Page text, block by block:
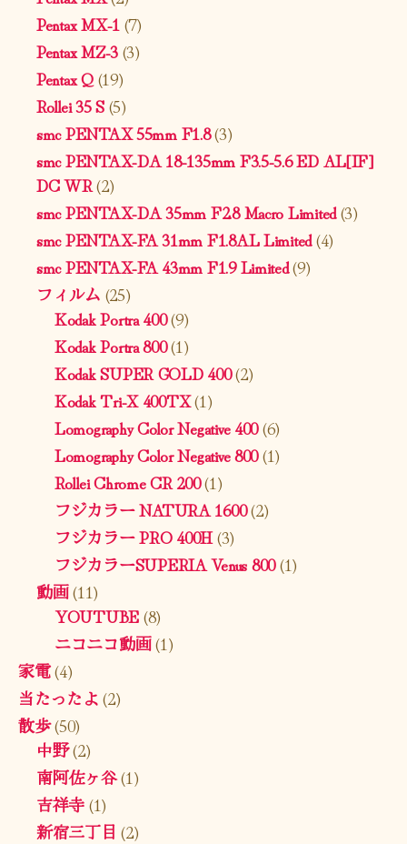
Pentax MX-1 (7)
Pentax MZ-3(3)
Pentax Q(19)
Rollei 35 S(5)
smc PENTAX 55mm F1.8(3)
smc PENTAX-DA 18-135mm F3.5-5.6 ED AL[IF]
DC WR(2)
smc PENTAX-DA 35mm F2.8 Macro Limited(3)
smc PENTAX-FA 31mm F1.8AL Limited(4)
smc PENTAX-FA 43mm F1.9 Limited(9)
フィルム (25)
Kodak Portra 400(9)
Kodak Portra 800(1)
Kodak SUPER GOLD 400(2)
Kodak Tri-X 400TX(1)
Lomography Color Negative 400(6)
Lomography Color Negative 800(1)
Rollei Chrome CR 200(1)
フジカラー NATURA 1600(2)
フジカラー PRO 400H(3)
フジカラーSUPERIA Venus 800(1)
動画(11)
YOUTUBE(8)
ニコニコ動画(1)
家電(4)
当たったよ(2)
散歩(50)
中野(2)
南阿佐ヶ谷(1)
吉祥寺(1)
新宿三丁目 (2)